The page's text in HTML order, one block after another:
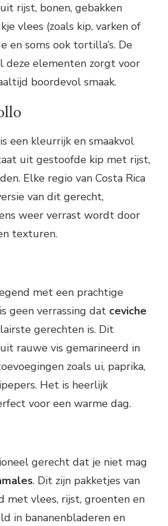
rijst, bonen, gebakken
vlees (zoals kip, varken of
en soms ook tortilla’s. De
deze elementen zorgt voor
boordevol smaak.
is een kleurrijk en smaakvol
uit gestoofde kip met rijst,
Elke regio van Costa Rica
van dit gerecht,
weer verrast wordt door
texturen.
met een prachtige
geen verrassing dat ceviche
gerechten is. Dit
rauwe vis gemarineerd in
zoals ui, paprika,
Het is heerlijk
voor een warme dag.
gerecht dat je niet mag
. Dit zijn pakketjes van
met vlees, rijst, groenten en
in bananenbladeren en